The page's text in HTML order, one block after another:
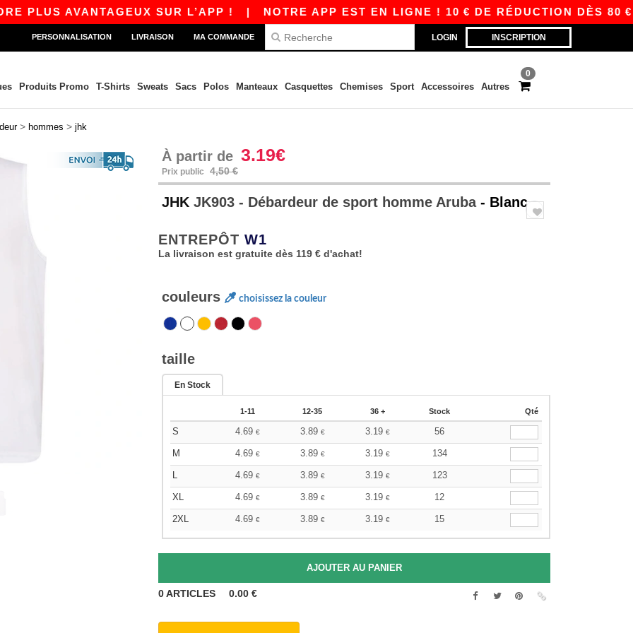
AVANTAGEUX SUR L’APP !|NOTRE APP EST EN LIGNE ! 10 € DE RÉDUCTION DÈS 80 €
LOGIN INSCRIPTION
PERSONNALISATION LIVRAISON MA COMMANDE
0
Produits Promo T-Shirts Sweats Sacs Polos Manteaux Casquettes Chemises Sport Accessoires Autres
> hommes > jhk
À partir de 3.19€
Prix public 4,50 €
JHK JK903 - Débardeur de sport homme Aruba - Blanc
ENTREPÔT W1
La livraison est gratuite dès 119 € d'achat!
couleurs choisissez la couleur
taille
En Stock
1-11 12-35 36 + Stock Qté
S 4.69 € 3.89 € 3.19 € 56
M 4.69 € 3.89 € 3.19 € 134
L 4.69 € 3.89 € 3.19 € 123
XL 4.69 € 3.89 € 3.19 € 12
2XL 4.69 € 3.89 € 3.19 € 15
0ARTICLES 0.00 €